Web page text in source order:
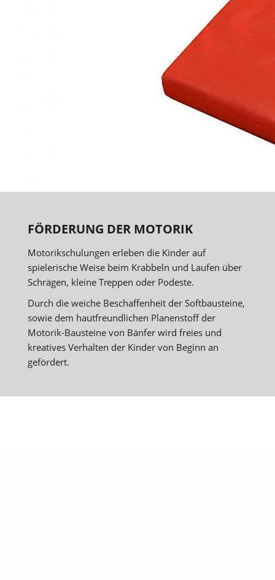
FÖRDERUNG DER MOTORIK
Motorikschulungen erleben die Kinder auf
spielerische Weise beim Krabbeln und Laufen über
Schrägen, kleine Treppen oder Podeste.
Durch die weiche Beschaffenheit der Softbausteine,
sowie dem hautfreundlichen Planenstoff der
Motorik-Bausteine von Bänfer wird freies und
kreatives Verhalten der Kinder von Beginn an
gefördert.